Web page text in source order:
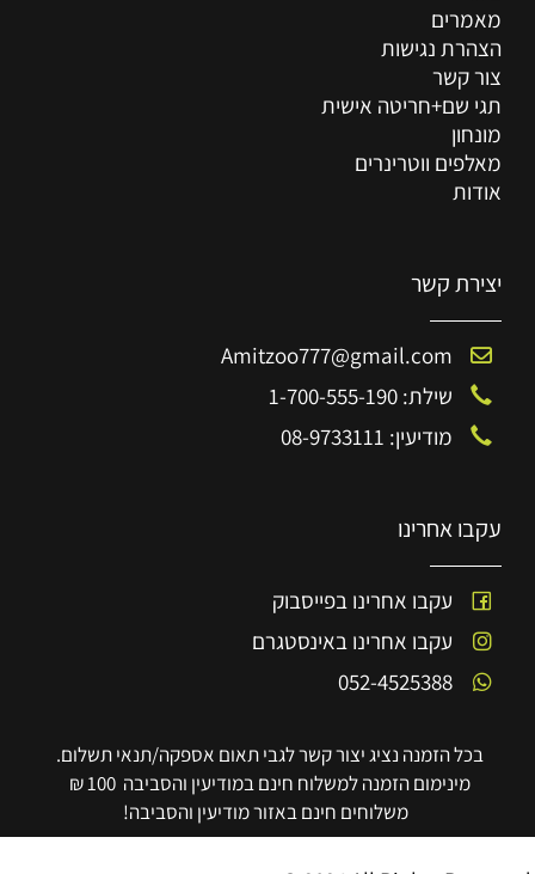
מאמרים
הצהרת נגישות
צור קשר
תגי שם+חריטה אישית
מונחון
מאלפים ווטרינרים
אודות
יצירת קשר
Amitzoo777@gmail.com
שילת: 1-700-555-190
מודיעין: 08-9733111
עקבו אחרינו
עקבו אחרינו בפייסבוק
עקבו אחרינו באינסטגרם
052-4525388
בכל הזמנה נציג יצור קשר לגבי תאום אספקה/תנאי תשלום.
מינימום הזמנה למשלוח חינם במודיעין והסביבה 100 ₪
משלוחים חינם באזור מודיעין והסביבה!